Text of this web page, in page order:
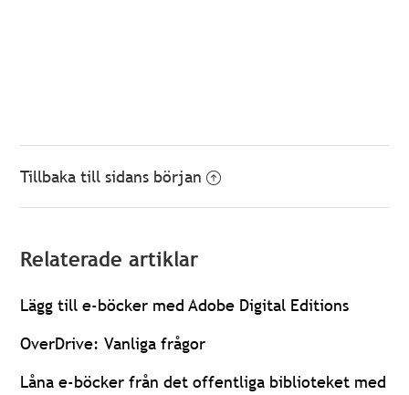
Tillbaka till sidans början
Relaterade artiklar
Lägg till e-böcker med Adobe Digital Editions
OverDrive: Vanliga frågor
Låna e-böcker från det offentliga biblioteket med